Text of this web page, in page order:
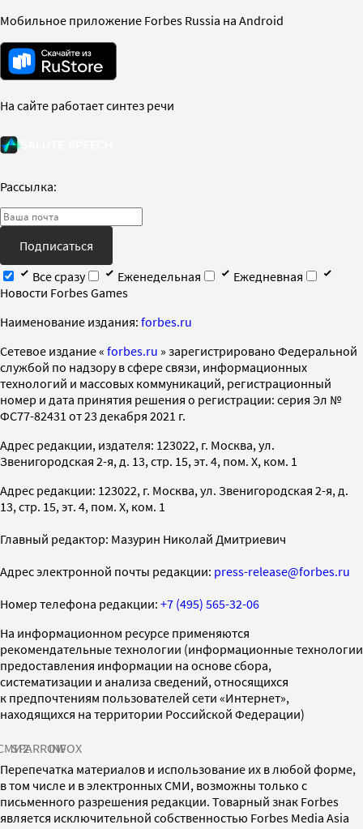
Мобильное приложение Forbes Russia на Android
На сайте работает синтез речи
Рассылка:
Подписаться
Все сразу
Еженедельная
Ежедневная
Новости Forbes Games
Наименование издания: forbes.ru
Cетевое издание « forbes.ru » зарегистрировано Федеральной
службой по надзору в сфере связи, информационных
технологий и массовых коммуникаций, регистрационный
номер и дата принятия решения о регистрации: серия Эл №
ФС77-82431 от 23 декабря 2021 г.
Адрес редакции, издателя: 123022, г. Москва, ул.
Звенигородская 2-я, д. 13, стр. 15, эт. 4, пом. X, ком. 1
Адрес редакции: 123022, г. Москва, ул. Звенигородская 2-я, д.
13, стр. 15, эт. 4, пом. X, ком. 1
Главный редактор: Мазурин Николай Дмитриевич
Адрес электронной почты редакции: press-release@forbes.ru
Номер телефона редакции: +7 (495) 565-32-06
На информационном ресурсе применяются
рекомендательные технологии (информационные технологии
предоставления информации на основе сбора,
систематизации и анализа сведений, относящихся
к предпочтениям пользователей сети «Интернет»,
находящихся на территории Российской Федерации)
SPARROWINFOX
Перепечатка материалов и использование их в любой форме,
в том числе и в электронных СМИ, возможны только с
письменного разрешения редакции. Товарный знак Forbes
является исключительной собственностью Forbes Media Asia